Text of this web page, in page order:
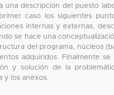
una descripción del puesto
caso los siguientes
internas y externas,
se hace una
del programa, núcleos
adquiridos. Finalmente se
y solución de la
y los anexos.